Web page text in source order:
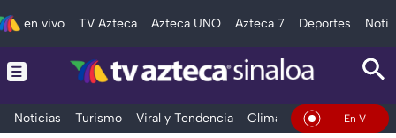
en vivo TV Azteca Azteca UNO Azteca 7 Deportes
Noticias Turismo Viral y Tendencia Clima DeportesEn Vivo